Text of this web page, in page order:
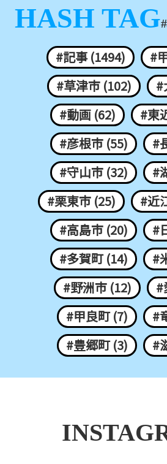
HASH TAG
#記事 (1494)
#
#草津市 (102)
#
#動画 (62)
#東
#彦根市 (55)
#
#守山市 (32)
#
#栗東市 (25)
#近
#高島市 (20)
#
#多賀町 (14)
#
#野洲市 (12)
#
#甲良町 (7)
#
#豊郷町 (3)
#